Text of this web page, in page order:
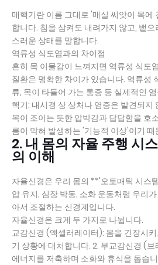
매핵기란 이름 그대로 '매실 씨앗이 목에
합니다. 침을 삼켜도 내려가지 않고, 뱉
스러운 상태를 말합니다.
역류성 식도염과의 차이점
흔히 목 이물감이 느껴지면 역류성 식도
질환은 명확한 차이가 있습니다. 역류성
류, 목이 타들어 가는 통증 등 실제적인
핵기: 내시경 상 상처나 염증은 발견되지
목이 조이는 듯한 압박감과 답답함을 호
름이 막혀 발생하는 '기능적 이상'이기 때
2. 내 몸의 자율 주행 시
의 이해
자율신경은 우리 몸의 **'오토매틱 시스
압 유지, 심장 박동, 소화 운동처럼 우리
아서 조절하는 신경계입니다.
자율신경은 크게 두 가지로 나뉩니다.
교감신경 (액셀러레이터): 몸을 긴장시
기 상황에 대처합니다. 2. 부교감신경 (
에너지를 저축하며 소화와 휴식을 돕습